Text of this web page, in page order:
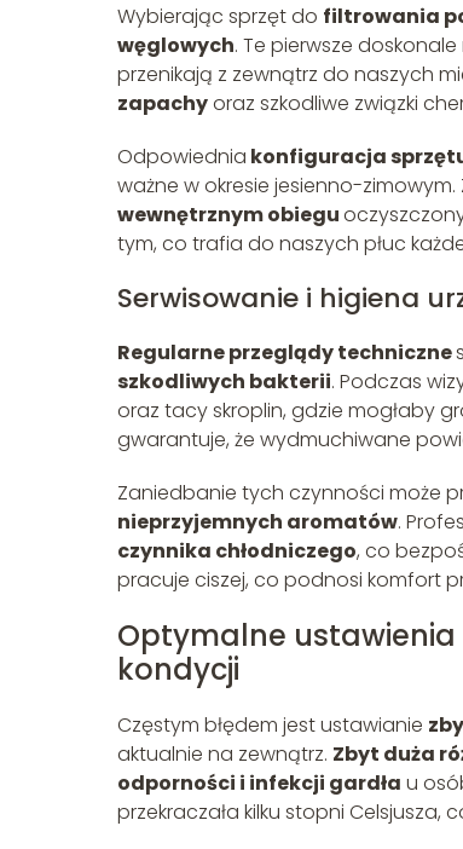
Wybierając sprzęt do filtrowania
węglowych. Te pierwsze
przenikają z zewnątrz do naszych
zapachyoraz szkodliwe związki
Odpowiednia konfiguracja
ważne w okresie jesienno-zimowym.
wewnętrznym obiegu
tym, co trafia do naszych płuc
Serwisowanie i higiena
Regularne przeglądy techniczne
szkodliwych bakterii. Podczas
oraz tacy skroplin, gdzie mogłaby
gwarantuje, że wydmuchiwane
Zaniedbanie tych czynności może
nieprzyjemnych aromatów.
czynnika chłodniczego, co
pracuje ciszej, co podnosi komfort
Optymalne
kondycji
Częstym błędem jest ustawianie
aktualnie na zewnątrz. Zbyt duża
odporności i infekcji gardła u
przekraczała kilku stopni